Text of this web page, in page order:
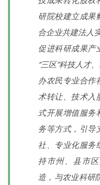
研院校建立成
合企业共建法人
促进科研成果产
“三区”科技人才
办农民专业合作
术转让、技术入
式开展增值服务
务等方式，引导
社、专业化服务
持市州、县市
造，与农业科研